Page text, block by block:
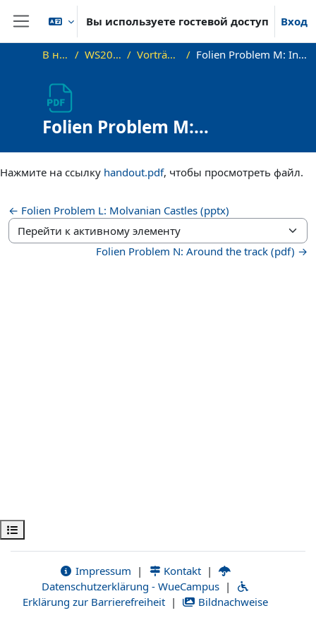
Перейти к основному содержанию
Боковая панель
Вы используете гостевой доступ Вход
Открыть оглавление курса
В начало WS20_Sem_PC Vorträge / Videos Folien Problem M: Inconspicuous Hacking
Folien Problem M:
Inconspicuous Hacking
Нажмите на ссылку handout.pdf, чтобы просмотреть файл.
← Folien Problem L: Molvanian Castles (pptx)
Перейти к активному элементу
Folien Problem N: Around the track (pdf) →
Impressum | Kontakt |
Datenschutzerklärung - WueCampus |
Erklärung zur Barrierefreiheit | Bildnachweise